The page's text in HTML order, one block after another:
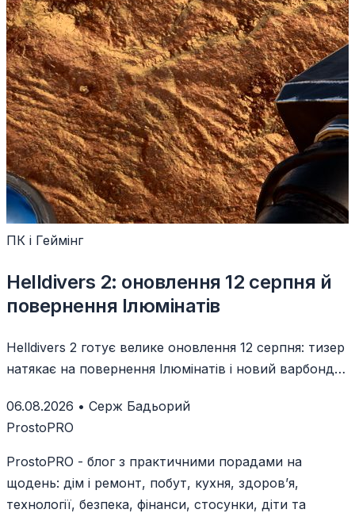
ПК і Геймінг
Helldivers 2: оновлення 12 серпня й
повернення Ілюмінатів
Helldivers 2 готує велике оновлення 12 серпня: тизер
натякає на повернення Ілюмінатів і новий варбонд
06.08.2026 • Серж Бадьорий
ProstoPRO
ProstoPRO - блог з практичними порадами на
щодень: дім і ремонт, побут, кухня, здоров’я,
технології, безпека, фінанси, стосунки, діти та